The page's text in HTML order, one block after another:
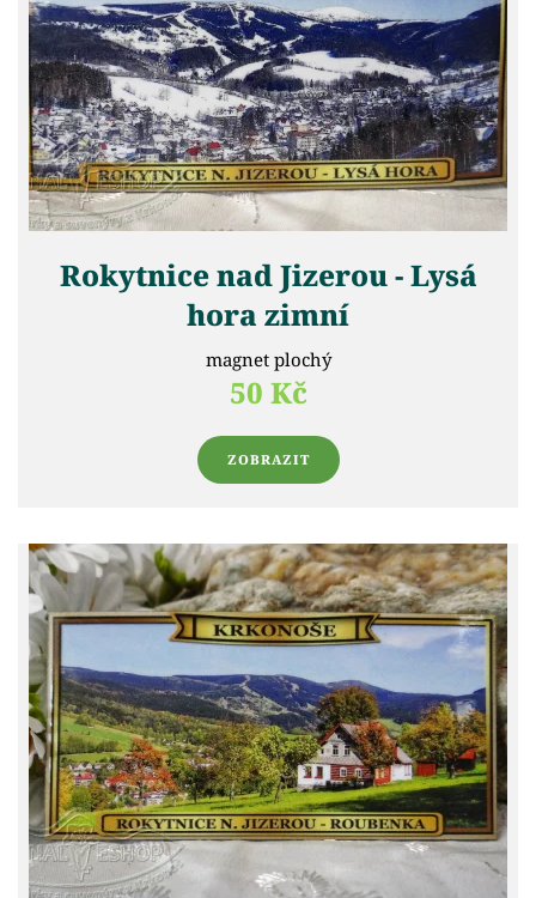
Rokytnice nad Jizerou - Lysá
hora zimní
magnet plochý
50 Kč
ZOBRAZIT